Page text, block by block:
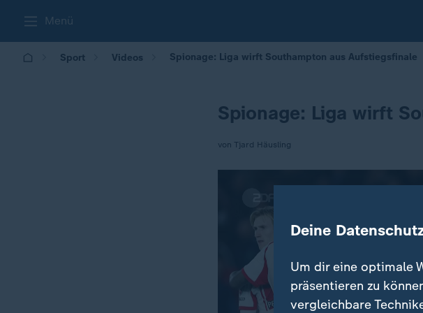
Menü
Sport Videos Spionage: Liga wirft Southampton aus Aufstiegsfinale
Spionage: Liga wirft
von Tjard Häusling
Deine
Um dir eine optimale
präsentieren zu
vergleichbare